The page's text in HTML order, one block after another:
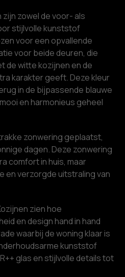
zowel de voor- als
stijlvolle kunststof
voor een opvallende
voor beide deuren, die
de witte kozijnen en de
karakter geeft. Deze kleur
in de bijpassende blauwe
en harmonieus geheel
zonwering geplaatst,
dagen. Deze zonwering
comfort in huis, maar
en verzorgde uitstraling van
zien hoe
en design hand in hand
waarbij de woning klaar is
kunststof
glas en stijlvolle details tot